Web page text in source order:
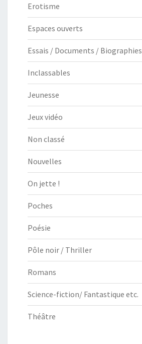
Erotisme
Espaces ouverts
Essais / Documents / Biographies
Inclassables
Jeunesse
Jeux vidéo
Non classé
Nouvelles
On jette !
Poches
Poésie
Pôle noir / Thriller
Romans
Science-fiction/ Fantastique etc.
Théâtre